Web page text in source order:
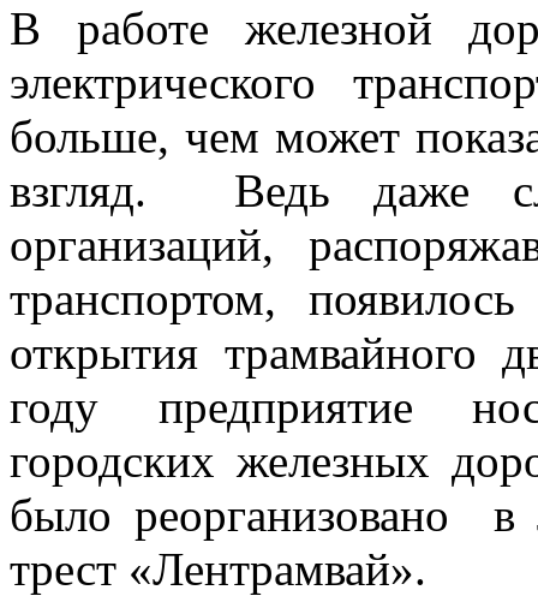
В работе железной
электрического
больше, чем может
взгляд. Ведь даже
организаций,
транспортом,
открытия трамвайного
году предприятие
городских железных
было реорганизовано в
трест «Лентрамвай».